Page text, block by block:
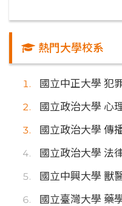
熱門大學校系
國立中正大學 犯
國立政治大學 心
國立政治大學 傳
國立政治大學 法
國立中興大學 獸
國立臺灣大學 藥